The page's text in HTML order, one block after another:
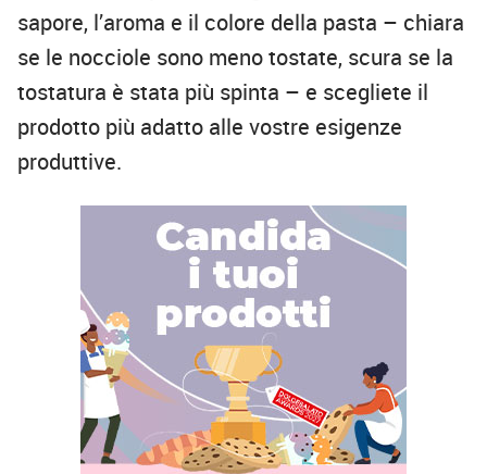
sapore, l’aroma e il colore della pasta – chiara
se le nocciole sono meno tostate, scura se la
tostatura è stata più spinta – e scegliete il
prodotto più adatto alle vostre esigenze
produttive.